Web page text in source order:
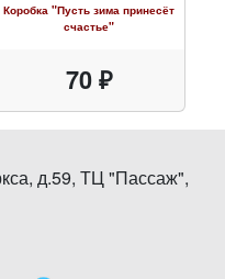
Коробка "Пусть зима принесёт
счастье"
70 ₽
д.59, ТЦ "Пассаж",